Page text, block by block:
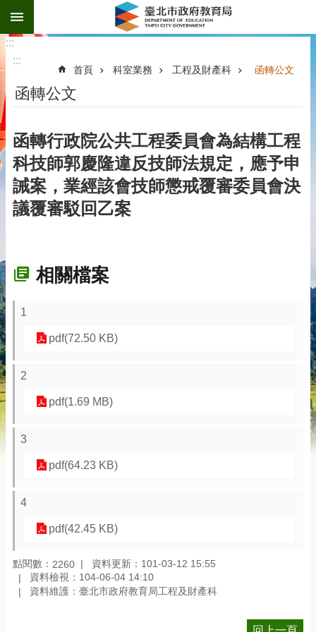
跳到主要內容區塊
:::
:::
首頁 科室業務 工程及財產科 函轉公文
函轉公文
函轉行政院公共工程委員會為結構工程
科技師郭慶隆違反技師法規定，應予申
誡案，業經該會技師懲戒覆審委員會決
議覆審駁回乙案
相關檔案
1
pdf(72.50 KB)
2
pdf(1.69 MB)
3
pdf(64.23 KB)
4
pdf(42.45 KB)
點閱數： 2260
資料更新：101-03-12 15:55
資料檢視：104-06-04 14:10
資料維護：臺北市政府教育局工程及財產科